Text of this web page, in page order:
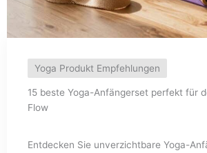
Yoga Produkt Empfehlungen
15 beste Yoga-Anfängerset perfekt für
Flow
Entdecken Sie unverzichtbare Yoga-